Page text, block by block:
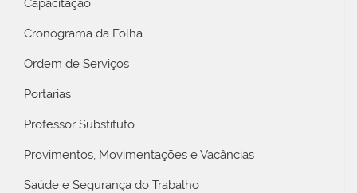
Cronograma da Folha
Ordem de Serviços
Portarias
Professor Substituto
Provimentos, Movimentações e Vacâncias
Saúde e Segurança do Trabalho